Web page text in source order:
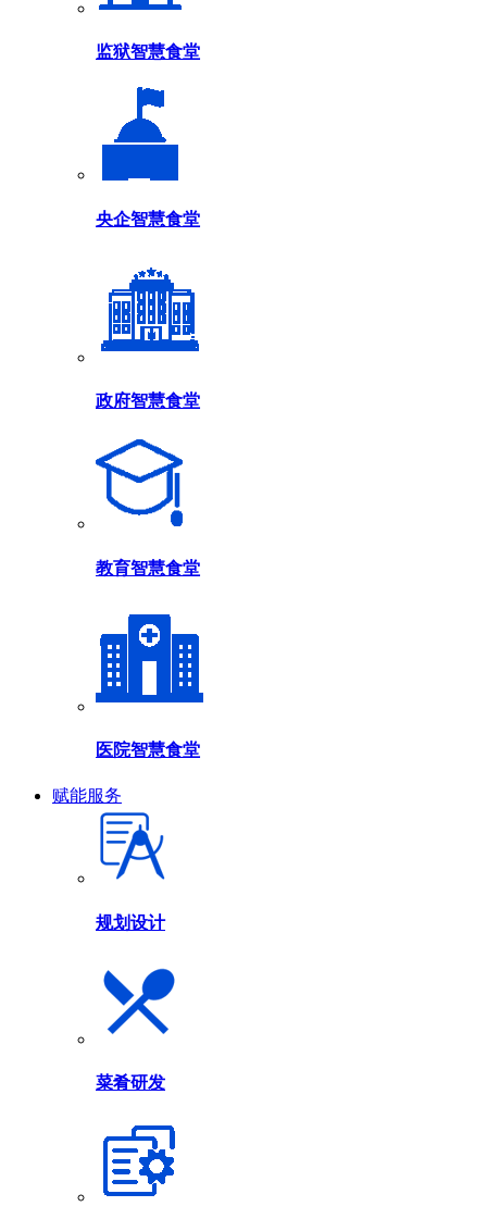
监狱智慧食堂
央企智慧食堂
政府智慧食堂
教育智慧食堂
医院智慧食堂
赋能服务
规划设计
菜肴研发